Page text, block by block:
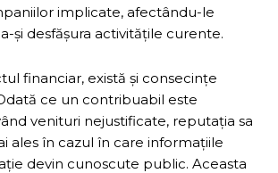
implicate, afectându-le
și desfășura activitățile curente.
financiar, există și consecințe
ce un contribuabil este
venituri nejustificate, reputația sa
ales în cazul în care informațiile
devin cunoscute public. Aceasta